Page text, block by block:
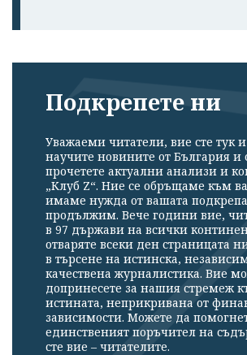
Подкрепете ни
Уважаеми читатели, вие сте тук
научите новините от България и
прочетете актуални анализи и
„Клуб Z“. Ние се обръщаме към
имаме нужда от вашата
продължим. Вече години вие,
в 97 държави на всички
отваряте всеки ден страницата
в търсене на истинска,
качествена журналистика. Вие
допринесете за нашия стремеж
истината, неприкривана от
зависимости. Можете да
единственият поръчител на
сте вие – читателите.